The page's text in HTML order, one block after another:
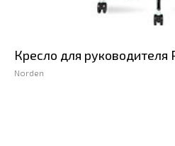
Кресло для
Norden